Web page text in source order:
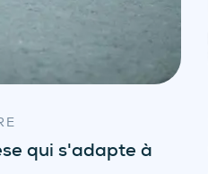
qui s'adapte à